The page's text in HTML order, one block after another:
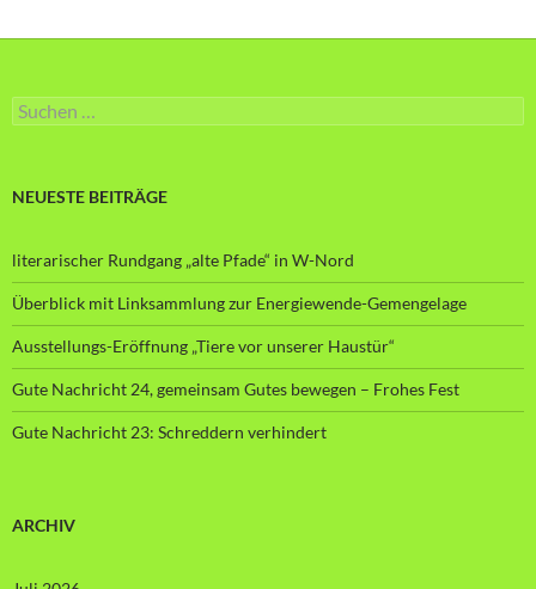
Suche
nach:
NEUESTE BEITRÄGE
literarischer Rundgang „alte Pfade“ in W-Nord
Überblick mit Linksammlung zur Energiewende-Gemengelage
Ausstellungs-Eröffnung „Tiere vor unserer Haustür“
Gute Nachricht 24, gemeinsam Gutes bewegen – Frohes Fest
Gute Nachricht 23: Schreddern verhindert
ARCHIV